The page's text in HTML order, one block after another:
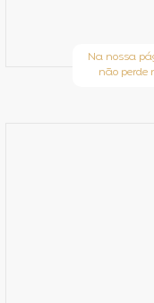
Na nossa
não perde